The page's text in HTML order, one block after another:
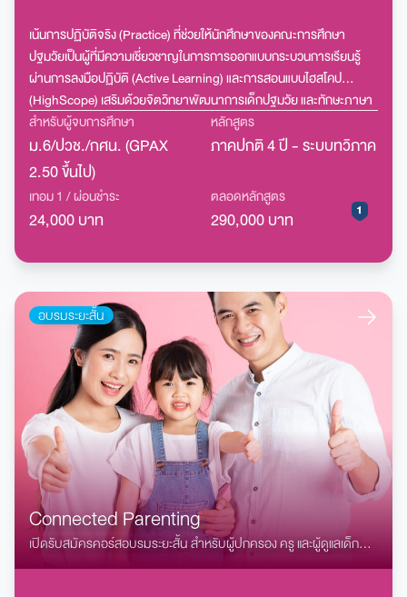
เน้นการปฏิบัติจริง (Practice) ที่ช่วยให้นักศึกษาของคณะการศึกษา
ปฐมวัยเป็นผู้ที่มีความเชี่ยวชาญในการการออกแบบกระบวนการเรียนรู้
ผ่านการลงมือปฏิบัติ (Active Learning) และการสอนแบบไฮสโคป
(HighScope) เสริมด้วยจิตวิทยาพัฒนาการเด็กปฐมวัย และทักษะภาษา
อังกฤษ เพื่อเปิดโอกาสให้ทำงานในโรงเรียนสองภาษา และนานาชาติได้
สำหรับผู้จบการศึกษา
ม.6/ปวช./กศน. (GPAX
2.50 ขึ้นไป)
หลักสูตร
ภาคปกติ 4 ปี - ระบบทวิภาค
เทอม 1 / ผ่อนชำระ
24,000 บาท
ตลอดหลักสูตร
290,000 บาท
อบรมระยะสั้น
Connected Parenting
เปิดรับสมัครคอร์สอบรมระยะสั้น สำหรับผู้ปกครอง ครู และผู้ดูแลเด็ก
โดยคณาจารย์ ผู้เชี่ยวชาญตัวจริง